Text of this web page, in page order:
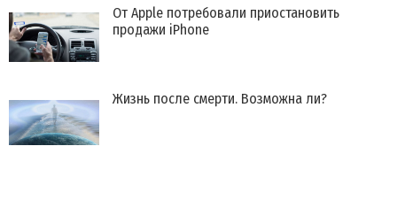
От Apple потребовали приостановить
продажи iPhone
Жизнь после смерти. Возможна ли?